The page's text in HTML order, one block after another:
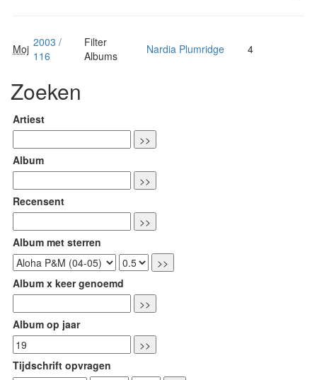
Moj 2003 /
116
Filter
Albums
Nardia Plumridge 4
Zoeken
Artiest
Album
Recensent
Album met sterren
Album x keer genoemd
Album op jaar
Tijdschrift opvragen